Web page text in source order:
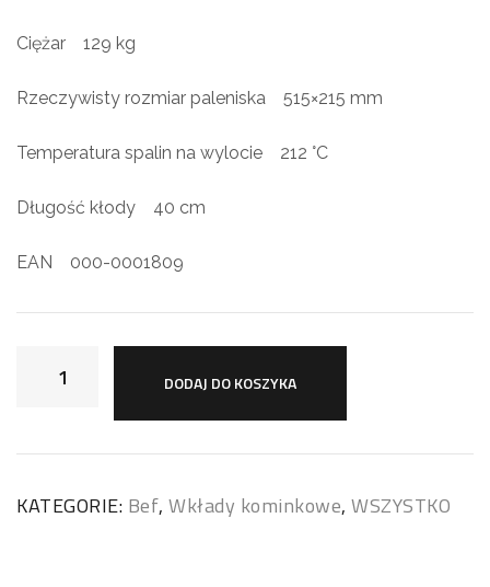
Ciężar 129 kg
Rzeczywisty rozmiar paleniska 515×215 mm
Temperatura spalin na wylocie 212 °C
Długość kłody 40 cm
EAN 000-0001809
DODAJ DO KOSZYKA
KATEGORIE: Bef, Wkłady kominkowe, WSZYSTKO